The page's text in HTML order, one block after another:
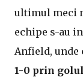
ultimul meci
echipe s-au
Anfield,
1-0 prin